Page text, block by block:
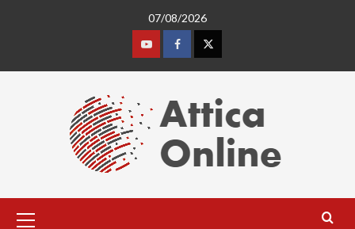
07/08/2026
YoutubeFacebookTwitter
Menu